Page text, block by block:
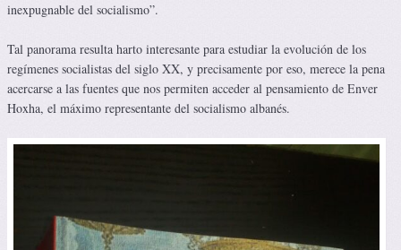
inexpugnable del socialismo”.
Tal panorama resulta harto interesante para estudiar la evolución de los
regímenes socialistas del siglo XX, y precisamente por eso, merece la pena
acercarse a las fuentes que nos permiten acceder al pensamiento de Enver
Hoxha, el máximo representante del socialismo albanés.